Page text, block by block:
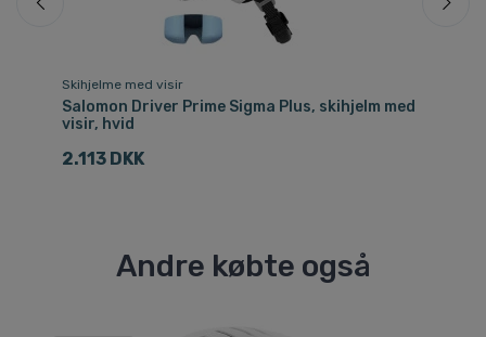
Skihjelme med visir
Salomon Driver Prime Sigma Plus, skihjelm med
visir, hvid
2.113 DKK
Andre købte også